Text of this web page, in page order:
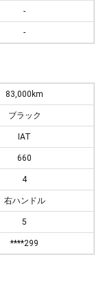
-
-
83,000km
ブラック
IAT
660
4
右ハンドル
5
****299